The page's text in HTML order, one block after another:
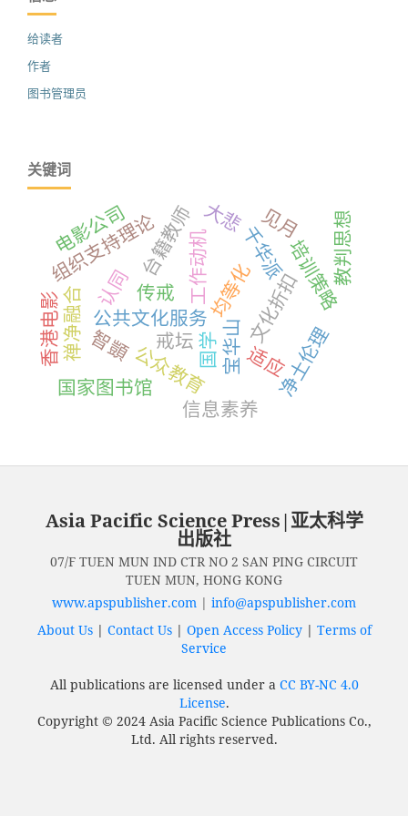
给读者
作者
图书管理员
关键词
文化折扣
工作动机
公共文化服务均等化 培训策略
千华派
戒坛 宝华山
传戒
见月
台籍教师
适应
公众教育
认同
组织支持理论
智顗 净土伦理
教判思想
禅净融合
香港电影
电影公司
信息素养
国家图书馆
国学
大悲
Asia Pacific Science Press|亚太科学
出版社
07/F TUEN MUN IND CTR NO 2 SAN PING CIRCUIT
TUEN MUN, HONG KONG
www.apspublisher.com | info@apspublisher.com
About Us| Contact Us| Open Access Policy| Terms of
Service
All publications are licensed under a CC BY-NC 4.0
License.
Copyright © 2024 Asia Pacific Science Publications Co.,
Ltd. All rights reserved.